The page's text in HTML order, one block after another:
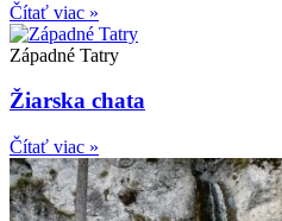
Čítať viac »
Západné Tatry
Žiarska chata
Čítať viac »